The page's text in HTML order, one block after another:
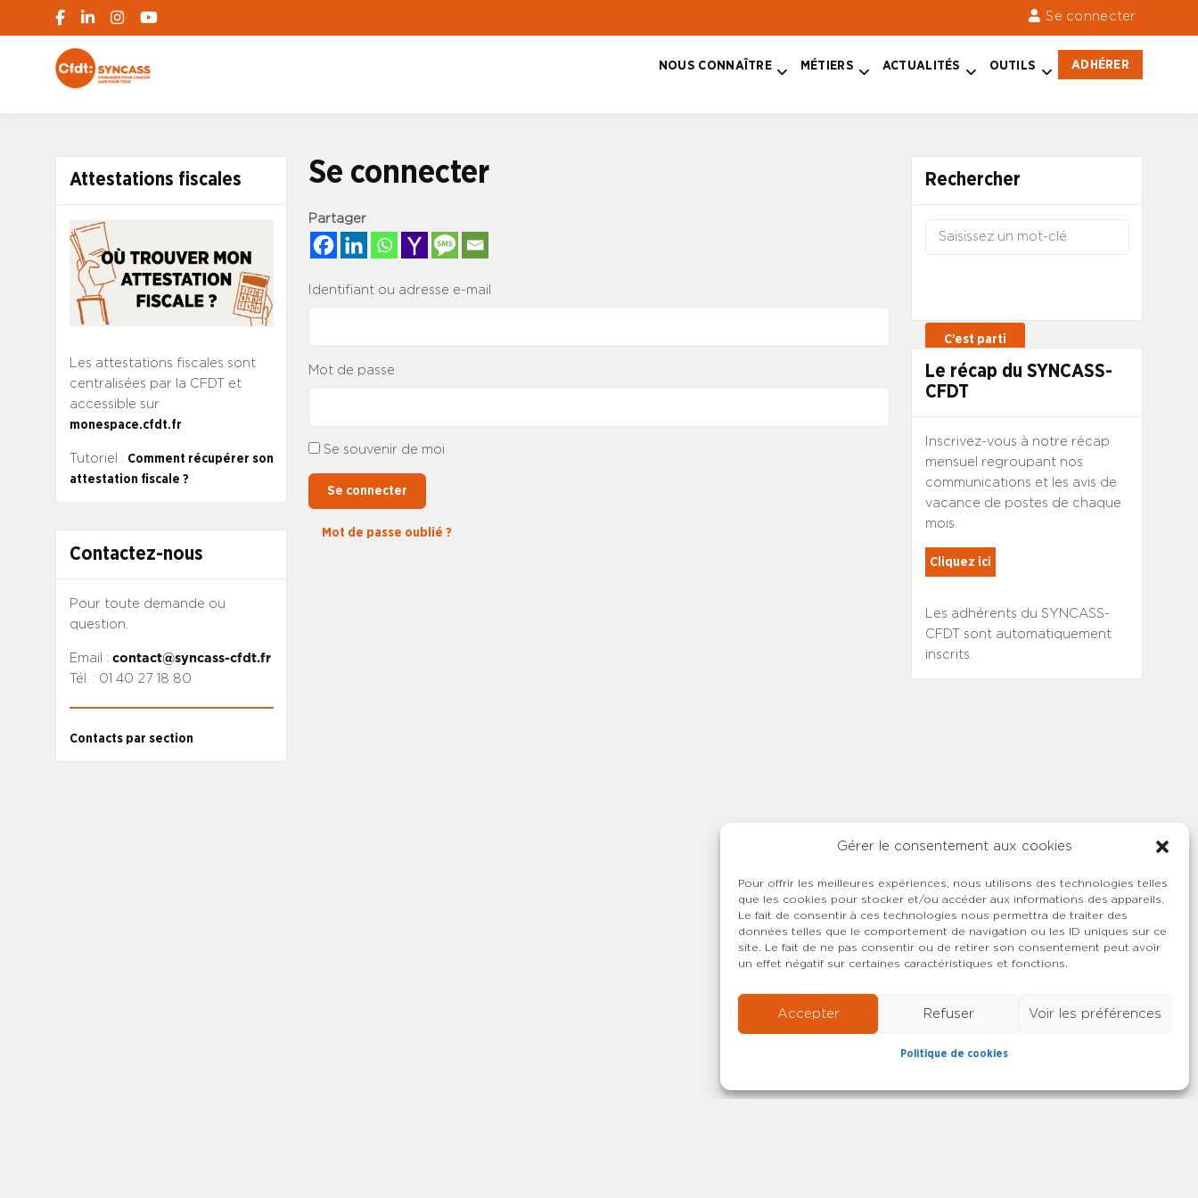
Gérer le consentement aux cookies
Pour offrir les meilleures expériences, nous utilisons des technologies telles
que les cookies pour stocker et/ou accéder aux informations des appareils.
Le fait de consentir à ces technologies nous permettra de traiter des
données telles que le comportement de navigation ou les ID uniques sur ce
site. Le fait de ne pas consentir ou de retirer son consentement peut avoir
un effet négatif sur certaines caractéristiques et fonctions.
Accepter Refuser Voir les préférences
Politique de cookies
Se connecter
NOUS CONNAÎTRE MÉTIERS ACTUALITÉS OUTILS ADHÉRER
Attestations fiscales
Les attestations fiscales sont
centralisées par la CFDT et
accessible sur
monespace.cfdt.fr
Tutoriel : Comment récupérer son
attestation fiscale ?
Contactez-nous
Pour toute demande ou
question.
Email : contact@syncass-cfdt.fr
Tél. : 01 40 27 18 80
Contacts par section
Se connecter
Partager
Identifiant ou adresse e-mail
Mot de passe
Se souvenir de moi
Se connecter
Mot de passe oublié ?
Rechercher
Le récap du SYNCASS-
CFDT
Inscrivez-vous à notre récap
mensuel regroupant nos
communications et les avis de
vacance de postes de chaque
mois.
Cliquez ici
Les adhérents du SYNCASS-
CFDT sont automatiquement
inscrits.